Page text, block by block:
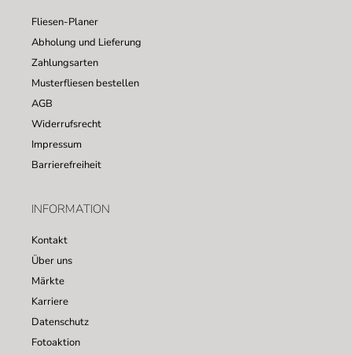
Fliesen-Planer
Abholung und Lieferung
Zahlungsarten
Musterfliesen bestellen
AGB
Widerrufsrecht
Impressum
Barrierefreiheit
INFORMATION
Kontakt
Über uns
Märkte
Karriere
Datenschutz
Fotoaktion